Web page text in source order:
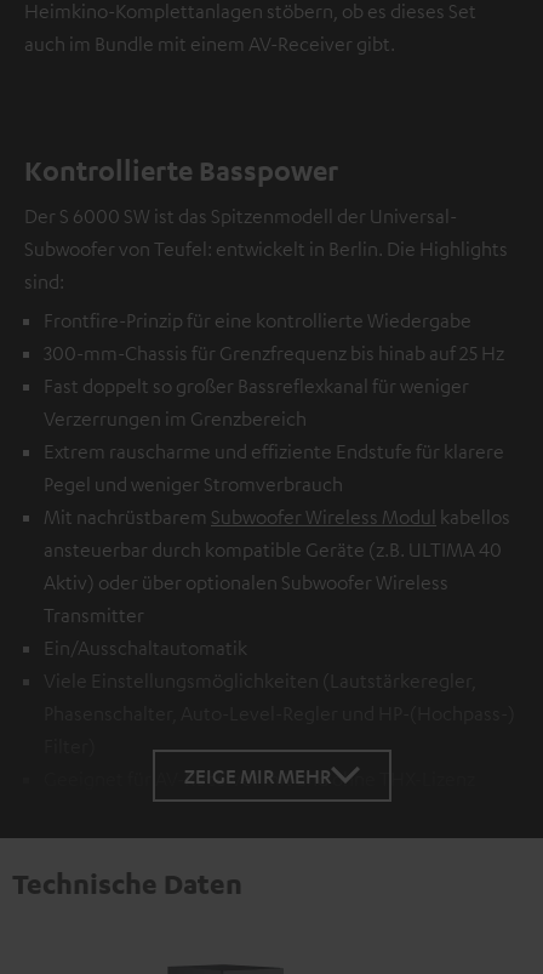
Heimkino-Komplettanlagen stöbern, ob es dieses Set
auch im Bundle mit einem AV-Receiver gibt.
Kontrollierte Basspower
Der S 6000 SW ist das Spitzenmodell der Universal-
Subwoofer von Teufel: entwickelt in Berlin. Die Highlights
sind:
Frontfire-Prinzip für eine kontrollierte Wiedergabe
300-mm-Chassis für Grenzfrequenz bis hinab auf 25 Hz
Fast doppelt so großer Bassreflexkanal für weniger
Verzerrungen im Grenzbereich
Extrem rauscharme und effiziente Endstufe für klarere
Pegel und weniger Stromverbrauch
Mit nachrüstbarem Subwoofer Wireless Modul kabellos
ansteuerbar durch kompatible Geräte (z.B. ULTIMA 40
Aktiv) oder über optionalen Subwoofer Wireless
Transmitter
Ein/Ausschaltautomatik
Viele Einstellungsmöglichkeiten (Lautstärkeregler,
Geeignet für AV-Receiver mit und ohne THX-Lizenz
ZEIGE MIR MEHR
Technische Daten